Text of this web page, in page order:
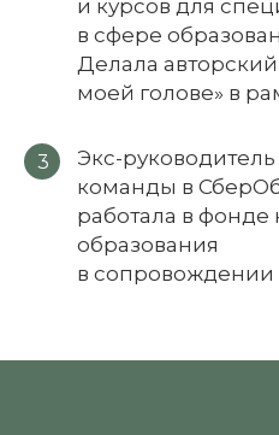
и курсов для
в сфере
Делала
моей голове» в
3
Экс-
команды в
работала в
образования
в сопровождении